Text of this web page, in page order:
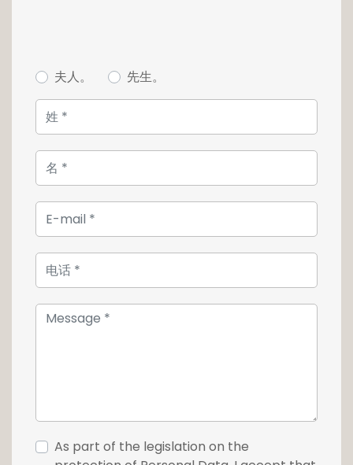
chambres à coucher supplémentaires, ou de
13 à 14 chambres, idéale pour de la
colocation. Ce projet présente un fort
potentiel de valorisation.
(Plans d'architecte disponibles)
Une opportunité idéale pour les investisseurs,
avec un rendement estimé à 7 %.
Pour plus de renseignements ou pour
effectuer une visite, n'hésitez pas à nous
contacter au +352 26 54 17 17.
夫人。 先生。
As part of the legislation on the